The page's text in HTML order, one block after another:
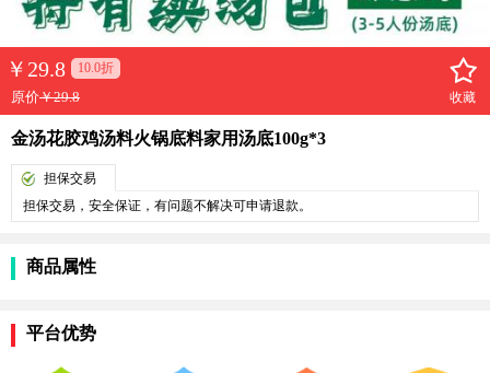
￥ 29.8 10.0折
原价￥29.8 收藏
金汤花胶鸡汤料火锅底料家用汤底100g*3
担保交易
担保交易，安全保证，有问题不解决可申请退款。
商品属性
平台优势